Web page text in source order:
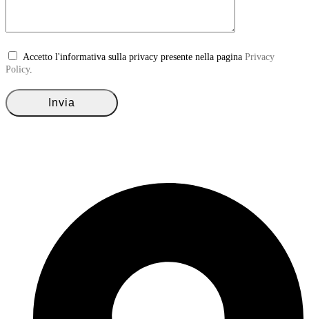
Accetto l'informativa sulla privacy presente nella pagina Privacy
Policy.